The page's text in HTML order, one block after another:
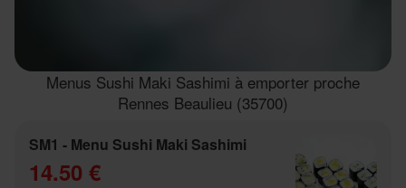
Menus Sushi Maki Sashimi à emporter proche
Rennes Beaulieu (35700)
SM1 - Menu Sushi Maki Sashimi
14.50 €